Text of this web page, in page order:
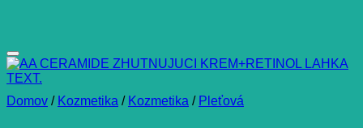
Domov / Kozmetika / Kozmetika / Pleťová